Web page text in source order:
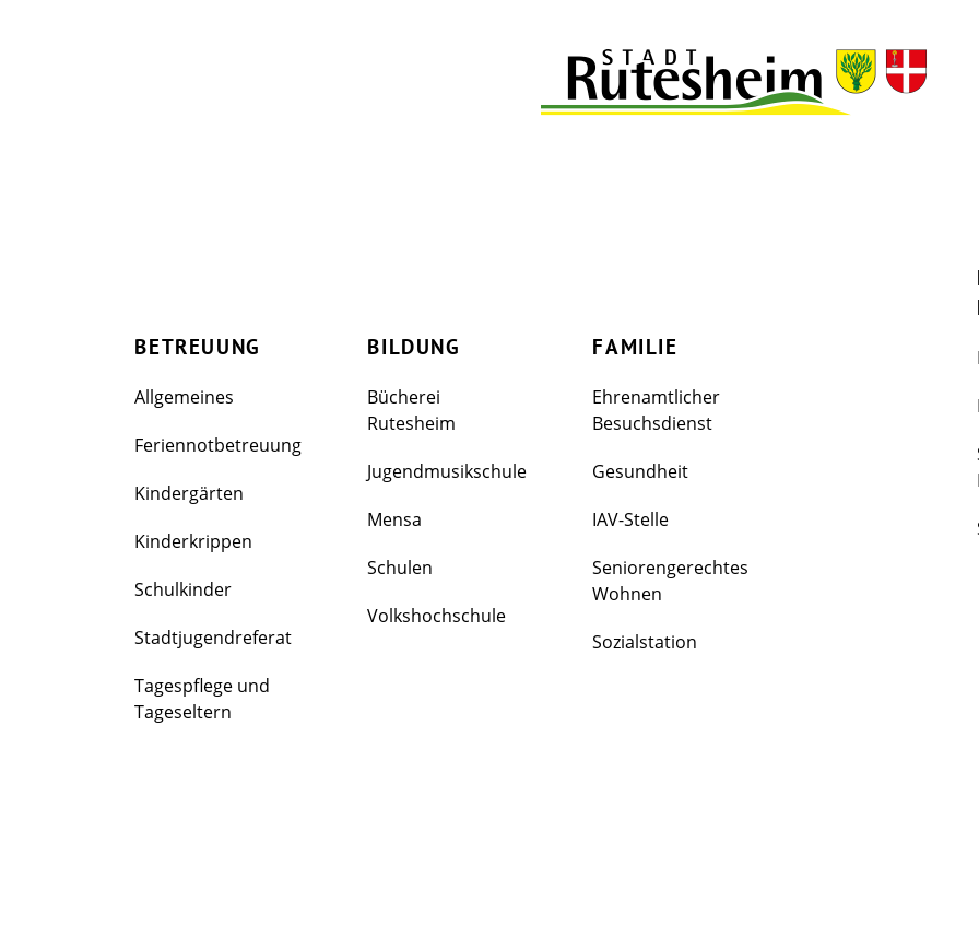
FAMILIE
BILDUNG
BETREUUNG
Allgemeines
Feriennotbetreuung
Kindergärten
Kinderkrippen
Schulkinder
Stadtjugendreferat
Tagespflege und
Tageseltern
BILDUNG
Bücherei
Rutesheim
Jugendmusikschule
Mensa
Schulen
Volkshochschule
FAMILIE
Ehrenamtlicher
Besuchsdienst
Gesundheit
IAV-Stelle
Seniorengerechtes
Wohnen
Sozialstation